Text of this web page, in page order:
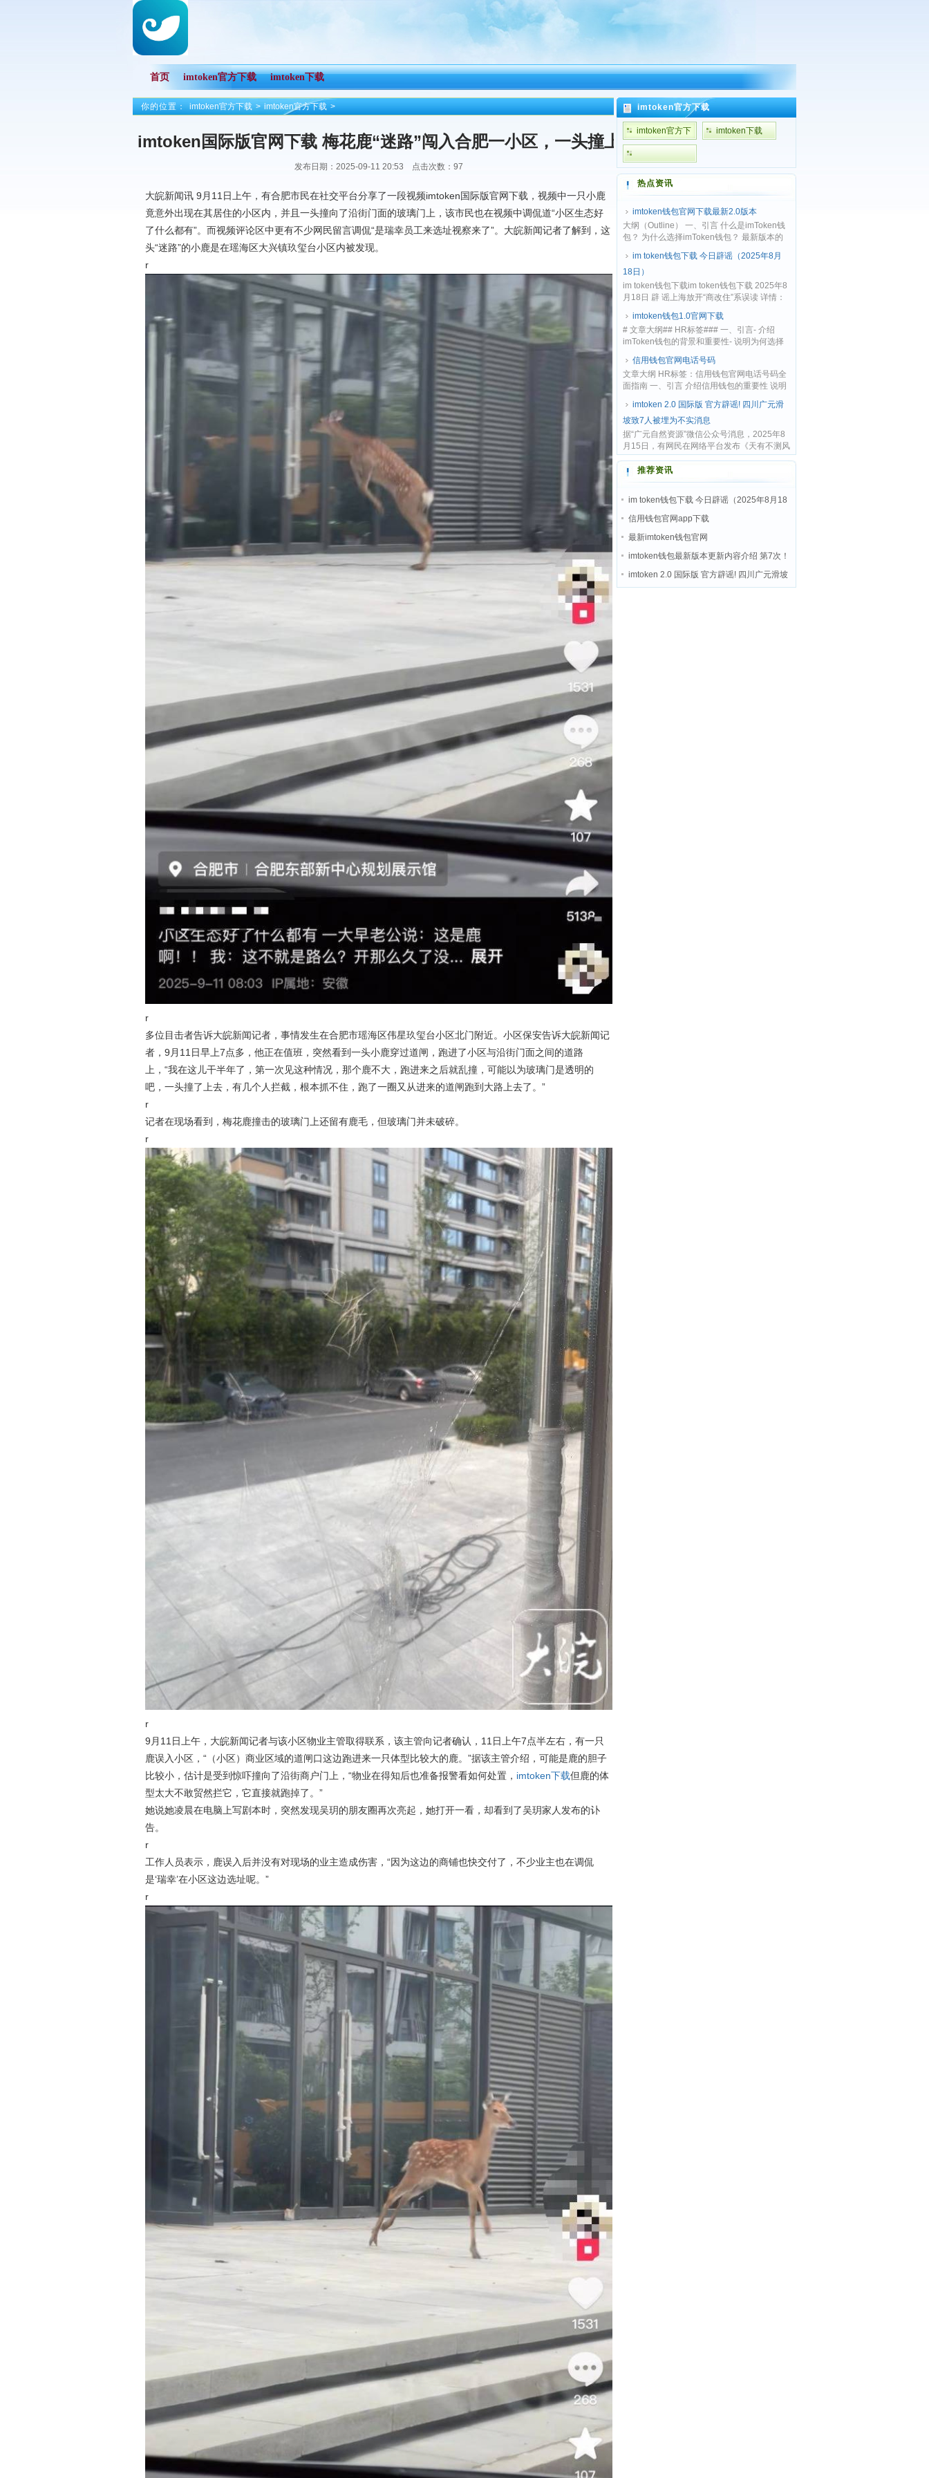
首页 imtoken官方下载 imtoken下载
你的位置： imtoken官方下载 >imtoken官方下载 >
imtoken国际版官网下载 梅花鹿“迷路”闯入合肥一小区，一头撞上
发布日期：2025-09-11 20:53 点击次数：97
大皖新闻讯 9月11日上午，有合肥市民在社交平台分享了一段视频imtoken国际版官网下载，视频中一只小鹿
竟意外出现在其居住的小区内，并且一头撞向了沿街门面的玻璃门上，该市民也在视频中调侃道“小区生态好
了什么都有”。而视频评论区中更有不少网民留言调侃“是瑞幸员工来选址视察来了”。大皖新闻记者了解到，这
头“迷路”的小鹿是在瑶海区大兴镇玖玺台小区内被发现。
r
r
多位目击者告诉大皖新闻记者，事情发生在合肥市瑶海区伟星玖玺台小区北门附近。小区保安告诉大皖新闻记
者，9月11日早上7点多，他正在值班，突然看到一头小鹿穿过道闸，跑进了小区与沿街门面之间的道路
上，“我在这儿干半年了，第一次见这种情况，那个鹿不大，跑进来之后就乱撞，可能以为玻璃门是透明的
吧，一头撞了上去，有几个人拦截，根本抓不住，跑了一圈又从进来的道闸跑到大路上去了。”
r
记者在现场看到，梅花鹿撞击的玻璃门上还留有鹿毛，但玻璃门并未破碎。
r
r
9月11日上午，大皖新闻记者与该小区物业主管取得联系，该主管向记者确认，11日上午7点半左右，有一只
鹿误入小区，“（小区）商业区域的道闸口这边跑进来一只体型比较大的鹿。”据该主管介绍，可能是鹿的胆子
比较小，估计是受到惊吓撞向了沿街商户门上，“物业在得知后也准备报警看如何处置， imtoken下载但鹿的体
型太大不敢贸然拦它，它直接就跑掉了。”
她说她凌晨在电脑上写剧本时，突然发现吴玥的朋友圈再次亮起，她打开一看，却看到了吴玥家人发布的讣
告。
r
工作人员表示，鹿误入后并没有对现场的业主造成伤害，“因为这边的商铺也快交付了，不少业主也在调侃
是‘瑞幸’在小区这边选址呢。”
r
imtoken官方下载
imtoken官方下
imtoken下载
热点资讯
imtoken钱包官网下载最新2.0版本
大纲（Outline） 一、引言 什么是imToken钱
包？ 为什么选择imToken钱包？ 最新版本的
im token钱包下载 今日辟谣（2025年8月
18日）
im token钱包下载im token钱包下载 2025年8
月18日 辟 谣上海放开“商改住”系误读 详情：
新提升的实...
imtoken钱包1.0官网下载
# 文章大纲## HR标签### 一、引言- 介绍
imToken钱包的背景和重要性- 说明为何选择
包- 功能...
信用钱包官网电话号码
文章大纲 HR标签：信用钱包官网电话号码全
面指南 一、引言 介绍信用钱包的重要性 说明
介 信用钱包的定义 主要功能与服务...
imtoken 2.0 国际版 官方辟谣! 四川广元滑
坡致7人被埋为不实消息
据“广元自然资源”微信公众号消息，2025年8
月15日，有网民在网络平台发布《天有不测风
云，四川广元一场突如其来的山体滑坡》文章
imtoken 2.0 国际版，...
推荐资讯
im token钱包下载 今日辟谣（2025年8月18
日）
信用钱包官网app下载
最新imtoken钱包官网
imtoken钱包最新版本更新内容介绍 第7次！
这家券商更新IPO招股书，最新业绩曝
imtoken 2.0 国际版 官方辟谣! 四川广元滑坡